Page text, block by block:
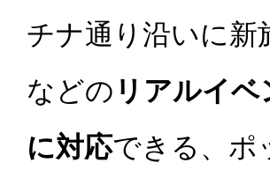
チナ通り沿いに
などのリアルイ
に対応できる、ポ